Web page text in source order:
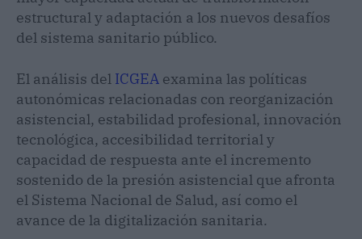
estructural y adaptación a los nuevos desafíos
del sistema sanitario público.
El análisis del ICGEA examina las políticas
autonómicas relacionadas con reorganización
asistencial, estabilidad profesional, innovación
tecnológica, accesibilidad territorial y
capacidad de respuesta ante el incremento
sostenido de la presión asistencial que afronta
el Sistema Nacional de Salud, así como el
avance de la digitalización sanitaria.